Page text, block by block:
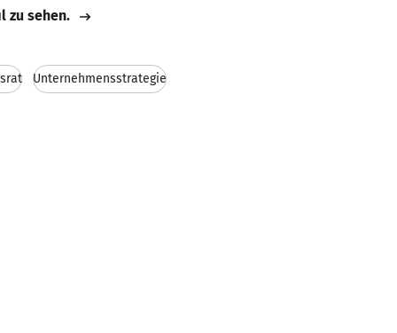
zu sehen.
Unternehmensstrategie